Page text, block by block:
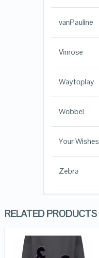
vanPauline
Vinrose
Waytoplay
Wobbel
Your Wishes
Zebra
RELATED PRODUCTS